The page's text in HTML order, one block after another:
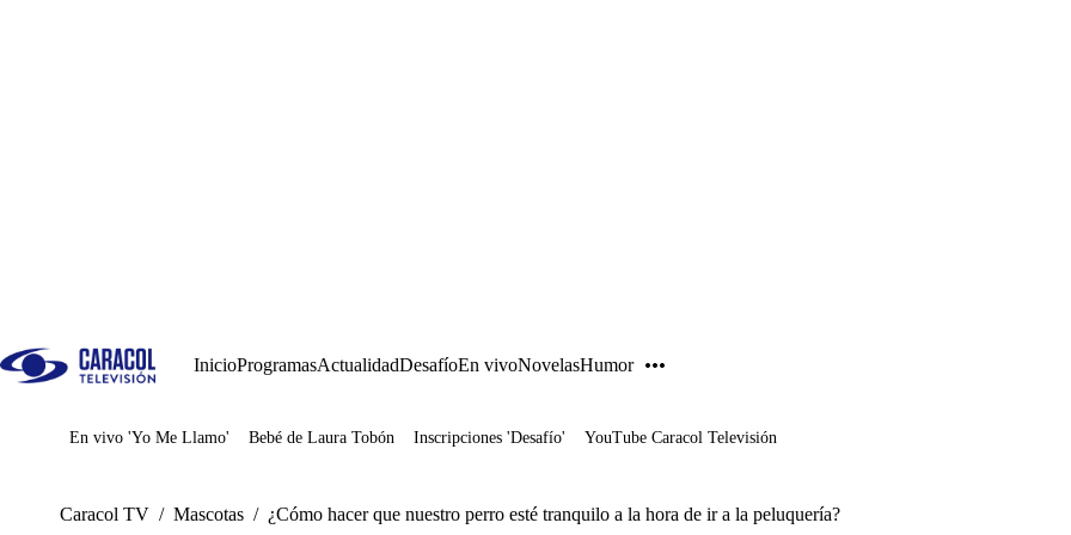
InicioProgramasActualidadDesafíoEn vivoNovelasHumor
Juegos
En vivo 'Yo Me Llamo' Bebé de Laura Tobón Inscripciones 'Desafío' YouTube Caracol Televisión
Caracol TV / Mascotas / ¿Cómo hacer que nuestro perro esté tranquilo a la hora de ir a la peluquería?